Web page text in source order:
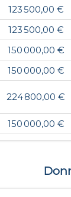
123 500,00 €
123 500,00 €
150 000,00 €
150 000,00 €
224 800,00 €
150 000,00 €